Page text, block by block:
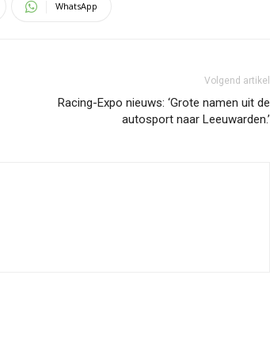
WhatsApp
Volgend artikel
Racing-Expo nieuws: ‘Grote namen uit de
autosport naar Leeuwarden.’